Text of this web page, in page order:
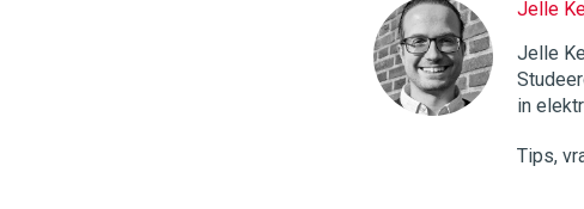
Jelle
Jelle
in
Tips,
Twinkle
|
Digital
Commercehttps://